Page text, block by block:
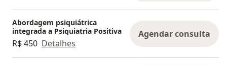
Abordagem psiquiátrica
integrada a Psiquiatria Positiva
R$ 450 Detalhes
Agendar consulta